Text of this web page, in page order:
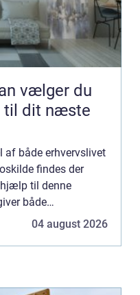
til dit næste
af både erhvervslivet
findes der
til denne
både
muli...
04 august 2026